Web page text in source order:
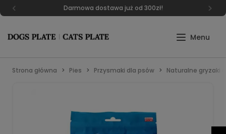
Darmowa dostawa już od 300zł!
Strona główna Pies Przysmaki dla psów Naturalne gryzaki